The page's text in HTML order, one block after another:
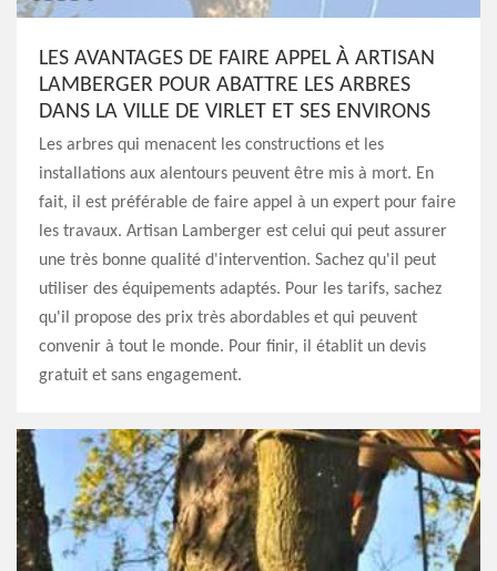
LES AVANTAGES DE FAIRE APPEL À ARTISAN
LAMBERGER POUR ABATTRE LES ARBRES
DANS LA VILLE DE VIRLET ET SES ENVIRONS
Les arbres qui menacent les constructions et les
installations aux alentours peuvent être mis à mort. En
fait, il est préférable de faire appel à un expert pour faire
les travaux. Artisan Lamberger est celui qui peut assurer
une très bonne qualité d'intervention. Sachez qu'il peut
utiliser des équipements adaptés. Pour les tarifs, sachez
qu'il propose des prix très abordables et qui peuvent
convenir à tout le monde. Pour finir, il établit un devis
gratuit et sans engagement.